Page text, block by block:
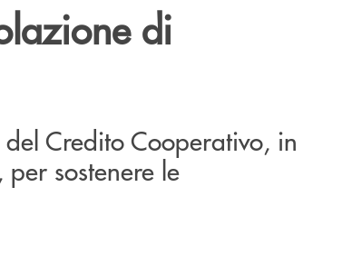
di
Credito Cooperativo, in
sostenere le